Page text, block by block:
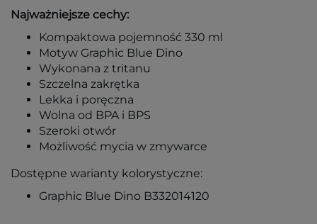
Najważniejsze cechy:
Kompaktowa pojemność 330 ml
Motyw Graphic Blue Dino
Wykonana z tritanu
Szczelna zakrętka
Lekka i poręczna
Wolna od BPA i BPS
Szeroki otwór
Możliwość mycia w zmywarce
Dostępne warianty kolorystyczne:
Graphic Blue Dino B332014120